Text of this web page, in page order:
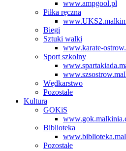
www.ampgool.pl
Piłka ręczna
Biegi
Sztuki walki
www.karate-
Sport szkolny
Wędkarstwo
Pozostałe
Kultura
GOKiS
Biblioteka
Pozostałe